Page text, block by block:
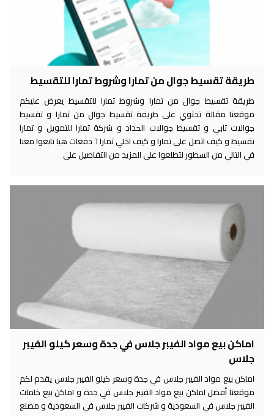
طريقة تقسيط جوال من تمارا وشروط تمارا للتقسيط
طريقة تقسيط جوال من تمارا وشروط تمارا للتقسيط يعرض عليكم
موقعنا مقالة تحتوي على طريقة تقسيط جوال من تمارا و تقسيط
جوالات تابي و تقسيط جوالات الحداد و شركة تمارا للتمويل و تمارا
تقسيط و كيف اتصل على تمارا و كيف اخلي تمارا ٦ دفعات هيا تابعوا معنا
في التالي من السطور لتطلعوا على المزيد من التفاصيل على
اماكن بيع مواد الفيبر جلاس في جدة وسعر كيلو الفيبر
جلاس
اماكن بيع مواد الفيبر جلاس في جدة وسعر كيلو الفيبر جلاس يقدم لكم
موقعنا أفضل اماكن بيع مواد الفيبر جلاس في جدة و اماكن بيع خامات
الفيبر جلاس في السعودية و شركات الفيبر جلاس في السعودية و مصنع